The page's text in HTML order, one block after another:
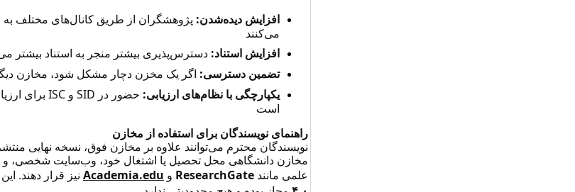
افزایش دیده‌شدن: پژوهشگران از طریق کانال‌های مختلف به
می‌کنند
افزایش استناد: دسترس‌پذیری بیشتر منجر به استناد بیشتر
تضمین دسترسی: اگر یک مخزن دچار مشکل شود، مخازن
یکپارچگی با نظام‌های ارزیابی: حضور در SID و ISC برای
است
راهنمای نویسندگان برای استفاده از مخازن
نویسندگان محترم می‌توانند علاوه بر مخازن فوق، نسخه نهایی
مخازن دانشگاهی محل تحصیل یا اشتغال خود، وب‌سایت شخصی، و
علمی مانند ResearchGate و Academia.edu نیز قرار دهند.